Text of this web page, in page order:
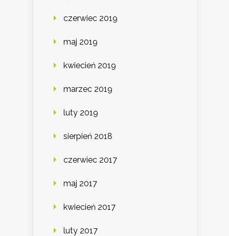
czerwiec 2019
maj 2019
kwiecień 2019
marzec 2019
luty 2019
sierpień 2018
czerwiec 2017
maj 2017
kwiecień 2017
luty 2017